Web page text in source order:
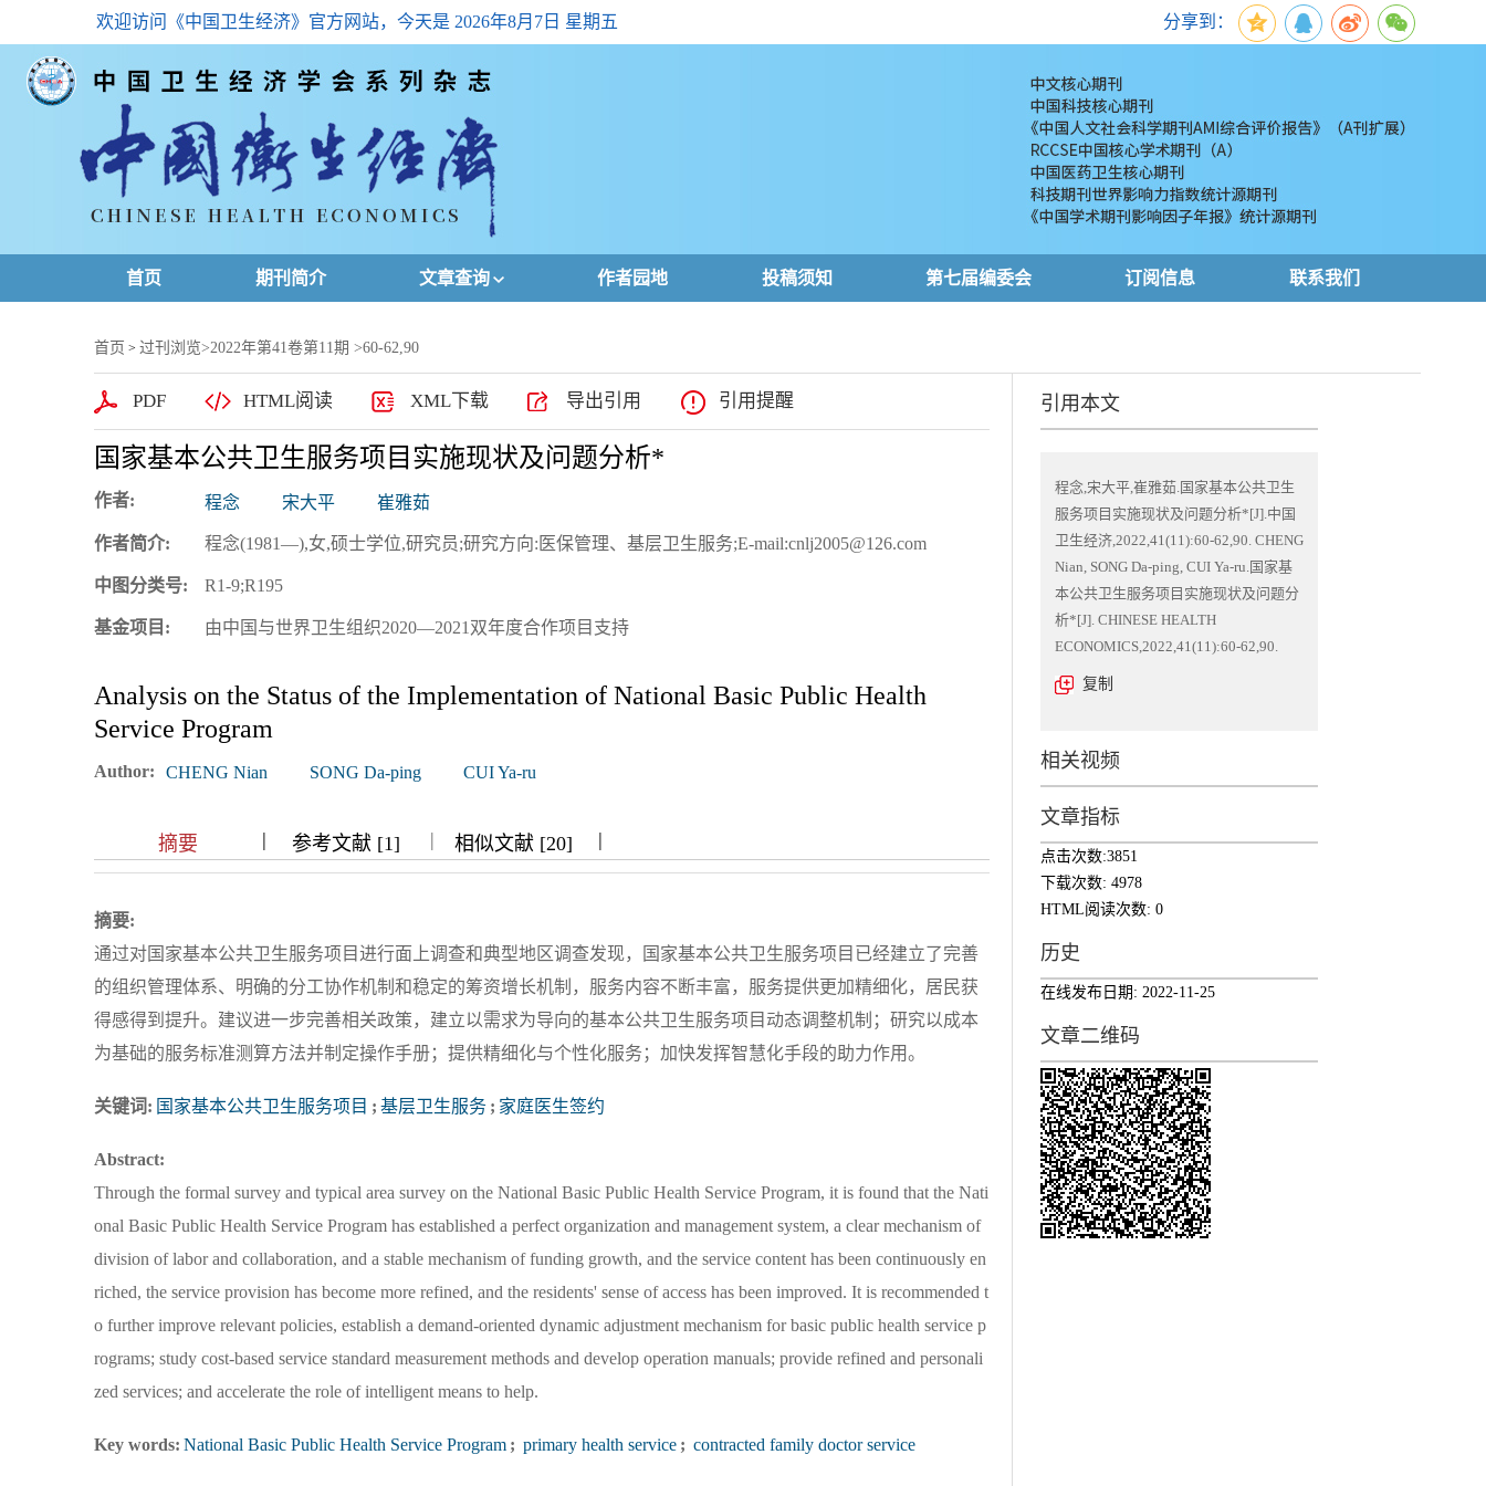
欢迎访问《中国卫生经济》官方网站，今天是 2026年8月7日 星期五 分享到：
首页 期刊简介 文章查询
高级查询
下载排名
浏览排名
作者园地 投稿须知 第七届编委会 订阅信息 联系我们
首页 > 过刊浏览>2022年第41卷第11期 >60-62,90
PDF HTML阅读 XML下载 导出引用 引用提醒
国家基本公共卫生服务项目实施现状及问题分析*
作者: 程念 宋大平 崔雅茹
作者简介: 程念(1981—),女,硕士学位,研究员;研究方向:医保管理、基层卫生服务;E-mail:cnlj2005@126.com
中图分类号: R1-9;R195
基金项目: 由中国与世界卫生组织2020—2021双年度合作项目支持
Analysis on the Status of the Implementation of National Basic Public Health
Service Program
Author: CHENG Nian SONG Da-ping CUI Ya-ru
摘要 ||| 参考文献 [1] | 相似文献 [20] |||
摘要:
通过对国家基本公共卫生服务项目进行面上调查和典型地区调查发现，国家基本公共卫生服务项目已经建立了完善
的组织管理体系、明确的分工协作机制和稳定的筹资增长机制，服务内容不断丰富，服务提供更加精细化，居民获
得感得到提升。建议进一步完善相关政策，建立以需求为导向的基本公共卫生服务项目动态调整机制；研究以成本
为基础的服务标准测算方法并制定操作手册；提供精细化与个性化服务；加快发挥智慧化手段的助力作用。
关键词: 国家基本公共卫生服务项目 ; 基层卫生服务 ; 家庭医生签约
Abstract:
Through the formal survey and typical area survey on the National Basic Public Health Service Program, it is found that the Nati
onal Basic Public Health Service Program has established a perfect organization and management system, a clear mechanism of
division of labor and collaboration, and a stable mechanism of funding growth, and the service content has been continuously en
riched, the service provision has become more refined, and the residents' sense of access has been improved. It is recommended t
o further improve relevant policies, establish a demand-oriented dynamic adjustment mechanism for basic public health service p
rograms; study cost-based service standard measurement methods and develop operation manuals; provide refined and personali
zed services; and accelerate the role of intelligent means to help.
Key words: National Basic Public Health Service Program ; primary health service ; contracted family doctor service
引用本文
程念,宋大平,崔雅茹.国家基本公共卫生
服务项目实施现状及问题分析*[J].中国
卫生经济,2022,41(11):60-62,90. CHENG
Nian, SONG Da-ping, CUI Ya-ru.国家基
本公共卫生服务项目实施现状及问题分
析*[J]. CHINESE HEALTH
ECONOMICS,2022,41(11):60-62,90.
复制
相关视频
文章指标
点击次数:3851
下载次数: 4978
HTML阅读次数: 0
历史
在线发布日期: 2022-11-25
文章二维码